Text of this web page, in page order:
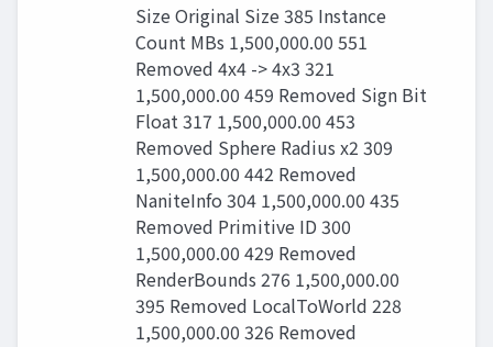
Size Original Size 385 Instance
Count MBs 1,500,000.00 551
Removed 4x4 -> 4x3 321
1,500,000.00 459 Removed Sign Bit
Float 317 1,500,000.00 453
Removed Sphere Radius x2 309
1,500,000.00 442 Removed
NaniteInfo 304 1,500,000.00 435
Removed Primitive ID 300
1,500,000.00 429 Removed
RenderBounds 276 1,500,000.00
395 Removed LocalToWorld 228
1,500,000.00 326 Removed